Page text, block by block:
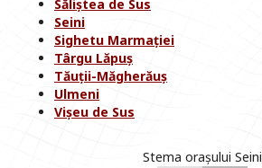
Săliștea de Sus
Seini
Sighetu Marmației
Târgu Lăpuș
Tăuții-Măgherăuș
Ulmeni
Vișeu de Sus
Stema orașului Seini